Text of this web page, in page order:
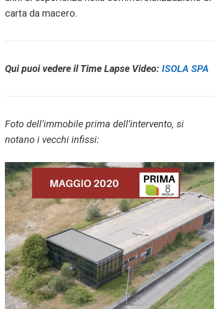
carta da macero.
Qui puoi vedere il Time Lapse Video: ISOLA SPA
Foto dell’immobile prima dell’intervento, si
notano i vecchi infissi: